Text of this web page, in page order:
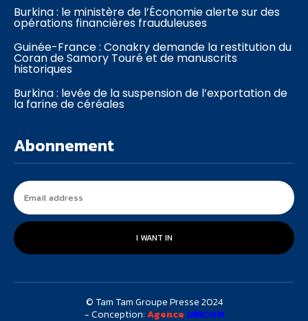
Burkina : le ministère de l’Économie alerte sur des
opérations financières frauduleuses
Guinée-France : Conakry demande la restitution du
Coran de Samory Touré et de manuscrits
historiques
Burkina : levée de la suspension de l’exportation de
la farine de céréales
Abonnement
I WANT IN
© Tam Tam Groupe Presse 2024
- Conception:Agence UBICOM